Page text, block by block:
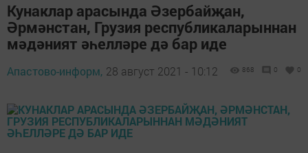
Кунаклар арасында Әзербайҗан,
Әрмәнстан, Грузия республикаларыннан
мәдәният әһелләре дә бар иде
Апастово-информ, 28 август 2021 - 10:12 868 0 0